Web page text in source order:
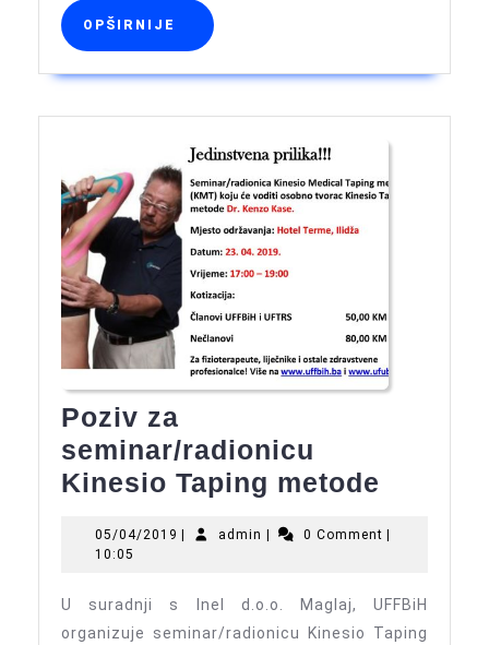
OPŠIRNIJE OPŠIRNIJE
Poziv za
seminar/radionicu
Kinesio Taping metode
Taping
05/04/2019 05/04/2019
| admin admin
| 0 Comment |
10:05
U suradnji s Inel d.o.o. Maglaj, UFFBiH
organizuje seminar/radionicu Kinesio Taping